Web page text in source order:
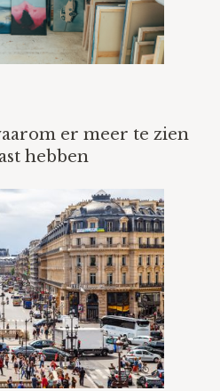
er meer te zien
hebben